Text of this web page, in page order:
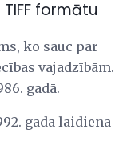
formātu
ko sauc par
vajadzībām.
gadā.
gada laidiena